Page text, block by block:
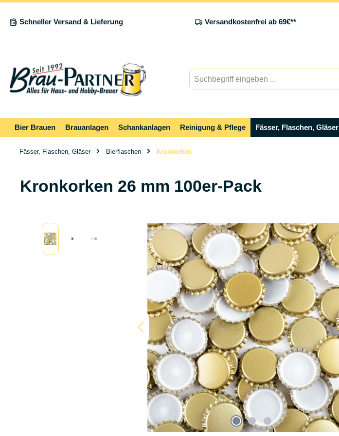
Schneller Versand & Lieferung
Versandkostenfrei ab 69€**
Bier Brauen Brauanlagen Schankanlagen Reinigung & Pflege Fässer, Flaschen, Gläser
Fässer, Flaschen, Gläser Bierflaschen Kronkorken
Kronkorken 26 mm 100er-Pack
Bildergalerie überspringen